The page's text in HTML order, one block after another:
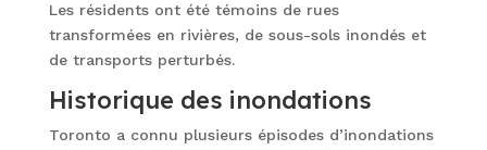
Les résidents ont été témoins de rues
transformées en rivières, de sous-sols inondés et
de transports perturbés.
Historique des inondations
Toronto a connu plusieurs épisodes d’inondations